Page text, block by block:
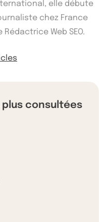
elle débute
chez France
Rédactrice Web SEO.
plus consultées